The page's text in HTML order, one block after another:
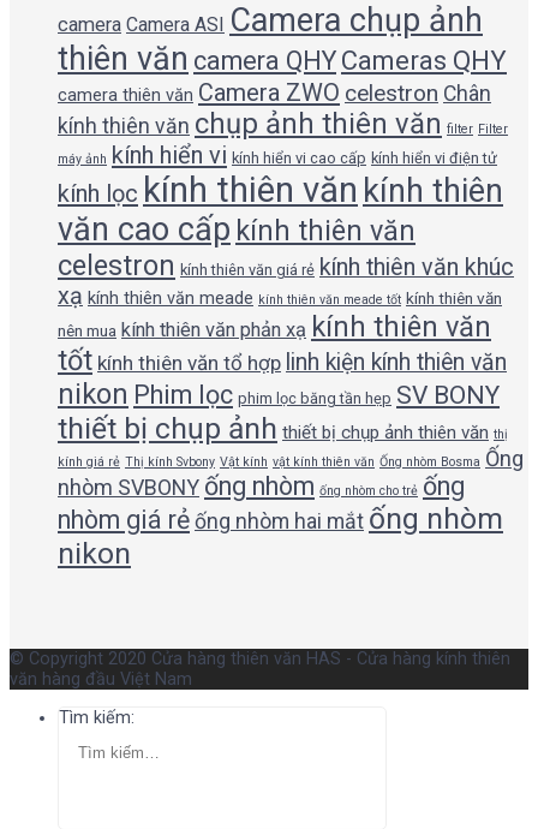
camera Camera ASI
Camera chụp ảnh
thiên văn camera QHY Cameras QHY
camera thiên văn Camera ZWO celestron Chân
kính thiên văn chụp ảnh thiên văn filter Filter
máy ảnh kính hiển vi kính hiển vi cao cấp kính hiển vi điện tử
kính lọc kính thiên văn kính thiên
văn cao cấp kính thiên văn
celestron kính thiên văn giá rẻ kính thiên văn khúc
xạ kính thiên văn meade kính thiên văn meade tốt kính thiên văn
nên mua kính thiên văn phản xạ kính thiên văn
tốt kính thiên văn tổ hợp linh kiện kính thiên văn
nikon Phim lọc phim lọc băng tần hẹp SV BONY
thiết bị chụp ảnh thiết bị chụp ảnh thiên văn thị
kính giá rẻ Thị kính Svbony Vật kính vật kính thiên văn Ống nhòm Bosma Ống
nhòm SVBONY ống nhòm ống nhòm cho trẻ ống
nhòm giá rẻ ống nhòm hai mắt ống nhòm
nikon
© Copyright 2020 Cửa hàng thiên văn HAS - Cửa hàng kính thiên
văn hàng đầu Việt Nam
Tìm kiếm: